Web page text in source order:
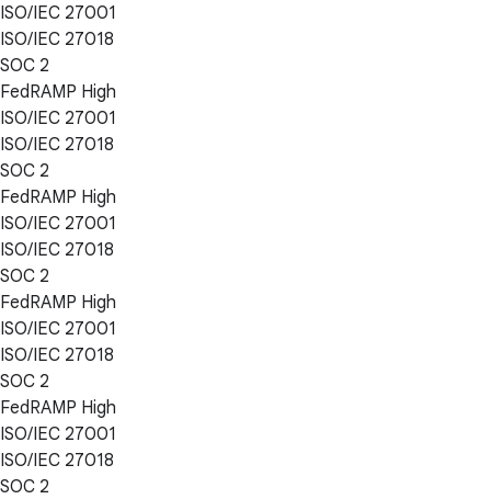
ISO/IEC 27001
ISO/IEC 27018
SOC 2
FedRAMP High
ISO/IEC 27001
ISO/IEC 27018
SOC 2
FedRAMP High
ISO/IEC 27001
ISO/IEC 27018
SOC 2
FedRAMP High
ISO/IEC 27001
ISO/IEC 27018
SOC 2
FedRAMP High
ISO/IEC 27001
ISO/IEC 27018
SOC 2